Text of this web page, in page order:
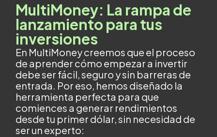
MultiMoney: La rampa de
lanzamiento para tus
inversiones
En MultiMoney creemos que el proceso
de aprender cómo empezar a invertir
debe ser fácil, seguro y sin barreras de
entrada. Por eso, hemos diseñado la
herramienta perfecta para que
comiences a generar rendimientos
desde tu primer dólar, sin necesidad de
ser un experto: